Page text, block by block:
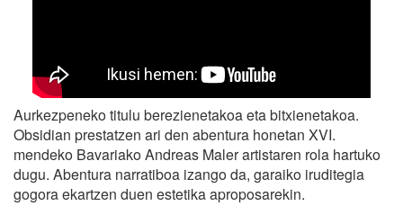
Aurkezpeneko titulu berezienetakoa eta bitxienetakoa.
Obsidian prestatzen ari den abentura honetan XVI.
mendeko Bavariako Andreas Maler artistaren rola hartuko
dugu. Abentura narratiboa izango da, garaiko iruditegia
gogora ekartzen duen estetika aproposarekin.